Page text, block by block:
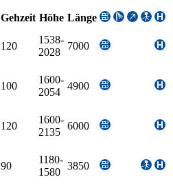
Gehzeit Höhe Länge
120
1538-
2028
7000
100
1600-
2054
4900
120
1600-
2135
6000
90
1180-
1580
3850